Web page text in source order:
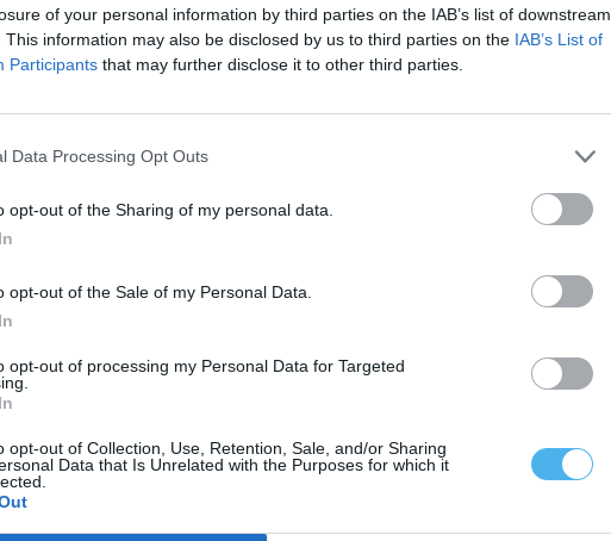
of your personal information by third parties on the IAB’s list of downstream
This information may also be disclosed by us to third parties on the IAB’s List of
Participants that may further disclose it to other third parties.
Data Processing Opt Outs
opt-out of the Sharing of my personal data.
opt-out of the Sale of my Personal Data.
opt-out of processing my Personal Data for Targeted
opt-out of Collection, Use, Retention, Sale, and/or Sharing
Data that Is Unrelated with the Purposes for which it
Percentagem de Poder
de Compra (PPC)
Fator Dinamismo
Relativo (FDR)
0,886
0,538
0,121
3,653
0,261